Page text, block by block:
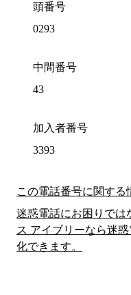
頭番号
0293
中間番号
43
加入者番号
3393
この電話番号に関する
迷惑電話にお困りでは
ス アイブリーなら迷
化できます。